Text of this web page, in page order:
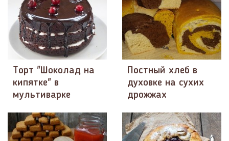
Торт "Шоколад на
кипятке" в
мультиварке
Постный хлеб в
духовке на сухих
дрожжах